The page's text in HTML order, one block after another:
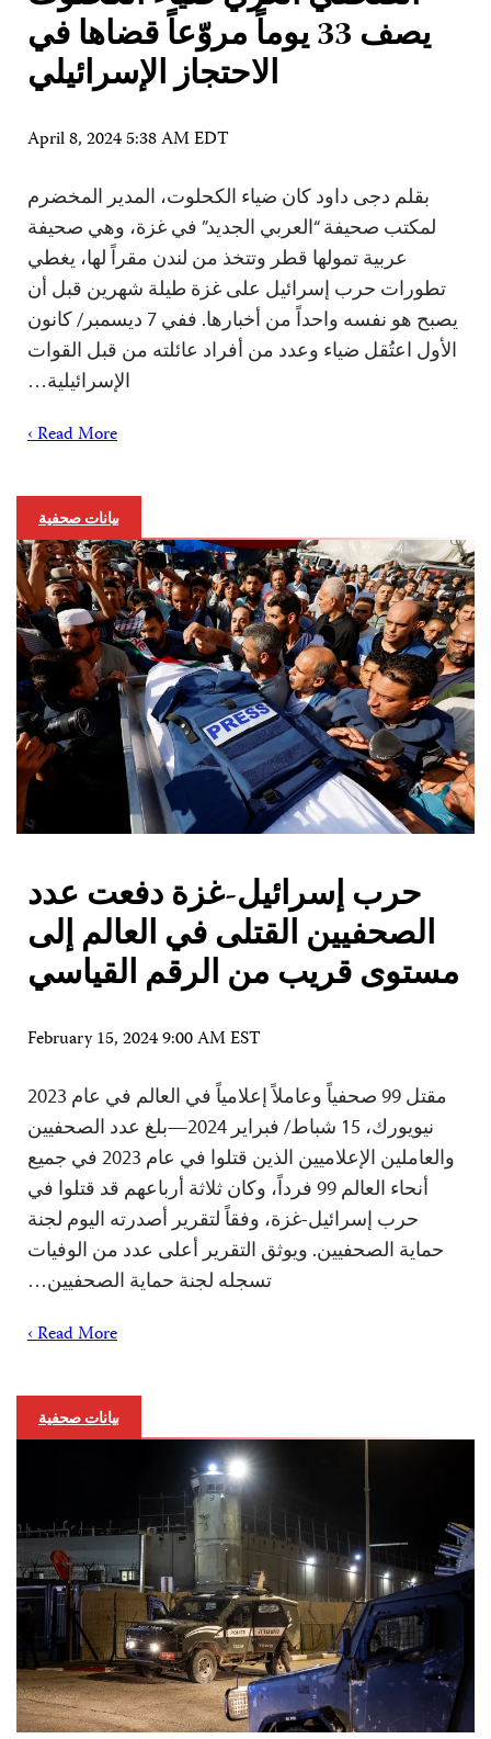
يصف 33 يوماً مروّعاً قضاها في
الاحتجاز الإسرائيلي
April 8, 2024 5:38 AM EDT
بقلم دجى داود كان ضياء الكحلوت، المدير المخضرم
لمكتب صحيفة “العربي الجديد” في غزة، وهي صحيفة
عربية تمولها قطر وتتخذ من لندن مقراً لها، يغطي
تطورات حرب إسرائيل على غزة طيلة شهرين قبل أن
يصبح هو نفسه واحداً من أخبارها. ففي 7 ديسمبر/ كانون
الأول اعتُقل ضياء وعدد من أفراد عائلته من قبل القوات
الإسرائيلية…
Read More ›
بيانات صحفية
حرب إسرائيل-غزة دفعت عدد
الصحفيين القتلى في العالم إلى
مستوى قريب من الرقم القياسي
February 15, 2024 9:00 AM EST
مقتل 99 صحفياً وعاملاً إعلامياً في العالم في عام 2023
نيويورك، 15 شباط/ فبراير 2024—بلغ عدد الصحفيين
والعاملين الإعلاميين الذين قتلوا في عام 2023 في جميع
أنحاء العالم 99 فرداً، وكان ثلاثة أرباعهم قد قتلوا في
حرب إسرائيل-غزة، وفقاً لتقرير أصدرته اليوم لجنة
حماية الصحفيين. ويوثق التقرير أعلى عدد من الوفيات
تسجله لجنة حماية الصحفيين…
Read More ›
بيانات صحفية